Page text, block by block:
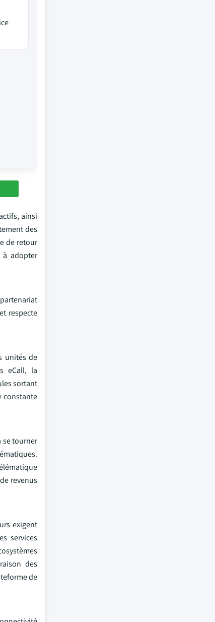
ainsi
des
de retour
à adopter
respecte
unités de
eCall, la
sortant
constante
se tourner
revenus
exigent
services
des
de